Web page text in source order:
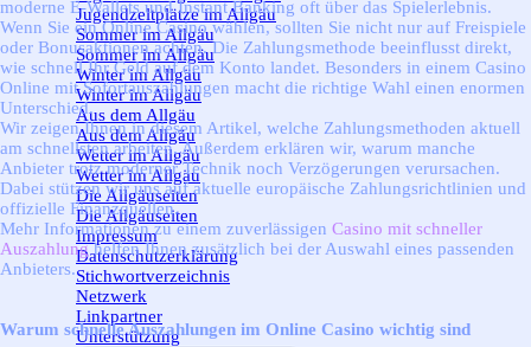
Jugendzeltplätze im Allgäu
Sommer im Allgäu▼
Sommer im Allgäu
Winter im Allgäu▼
Winter im Allgäu
Aus dem Allgäu
Aus dem Allgäu
Wetter im Allgäu▼
Wetter im Allgäu
Die Allgäuseiten▼
Die Allgäuseiten
Impressum
Datenschutzerklärung
Stichwortverzeichnis
Netzwerk
Linkpartner
Unterstützung
moderne E-Wallets und Instant Banking oft über das Spielerlebnis.
Wenn Sie ein Online Casino wählen, sollten Sie nicht nur auf Freispiele
oder Bonusaktionen achten. Die Zahlungsmethode beeinflusst direkt,
wie schnell Ihr Geld auf dem Konto landet. Besonders in einem Casino
Online mit Sofortauszahlungen macht die richtige Wahl einen enormen
Unterschied.
Wir zeigen Ihnen in diesem Artikel, welche Zahlungsmethoden aktuell
am schnellsten arbeiten. Außerdem erklären wir, warum manche
Anbieter trotz moderner Technik noch Verzögerungen verursachen.
Dabei stützen wir uns auf aktuelle europäische Zahlungsrichtlinien und
offizielle Finanzquellen.
Mehr Informationen zu einem zuverlässigen Casino mit schneller
Auszahlunghelfen Ihnen zusätzlich bei der Auswahl eines passenden
Anbieters.
Warum schnelle Auszahlungen im Online Casino wichtig sind